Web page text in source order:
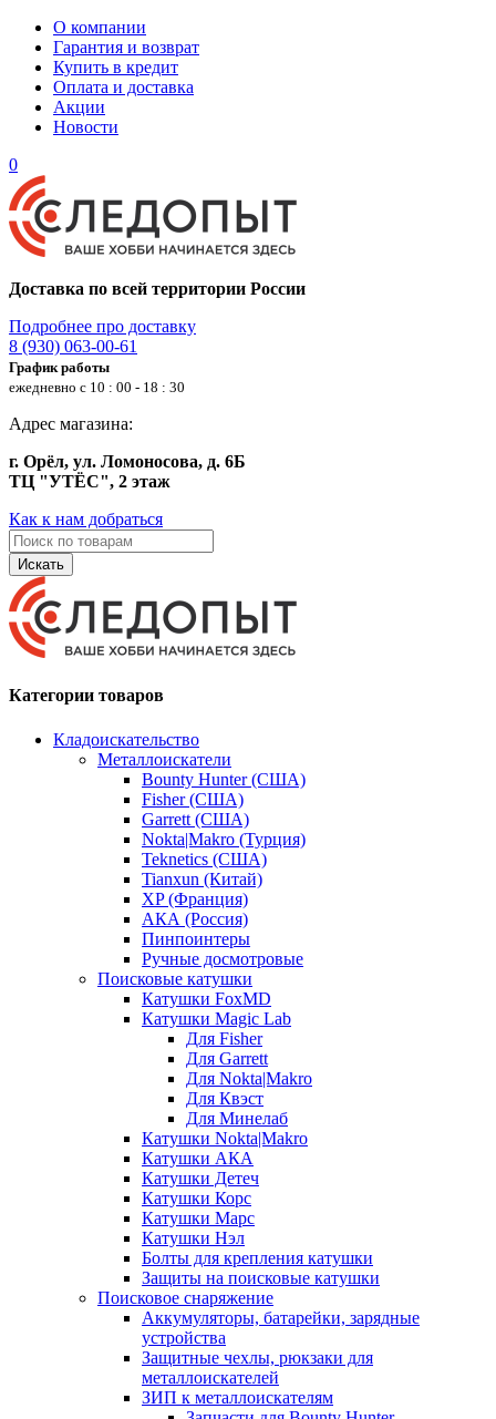
О компании
Гарантия и возврат
Купить в кредит
Оплата и доставка
Акции
Новости
0
Доставка по всей территории России
Подробнее про доставку
8 (930) 063-00-61
График работы
ежедневно с 10 : 00 - 18 : 30
Адрес магазина:
г. Орёл, ул. Ломоносова, д. 6Б
ТЦ "УТЁС", 2 этаж
Как к нам добраться
Искать
Категории товаров
Кладоискательство
Металлоискатели
Bounty Hunter (США)
Fisher (США)
Garrett (США)
Nokta|Makro (Турция)
Teknetics (США)
Tianxun (Китай)
XP (Франция)
АКА (Россия)
Пинпоинтеры
Ручные досмотровые
Поисковые катушки
Катушки FoxMD
Катушки Magic Lab
Для Fisher
Для Garrett
Для Nokta|Makro
Для Квэст
Для Минелаб
Катушки Nokta|Makro
Катушки АКА
Катушки Детеч
Катушки Корс
Катушки Марс
Катушки Нэл
Болты для крепления катушки
Защиты на поисковые катушки
Поисковое снаряжение
Аккумуляторы, батарейки, зарядные
устройства
Защитные чехлы, рюкзаки для
металлоискателей
ЗИП к металлоискателям